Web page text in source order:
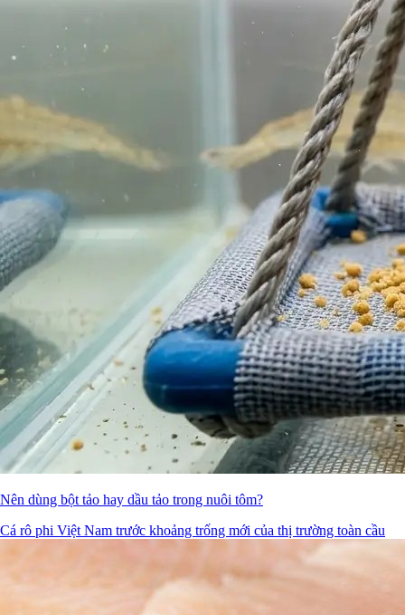
Nên dùng bột tảo hay dầu tảo trong nuôi tôm?
Cá rô phi Việt Nam trước khoảng trống mới của thị trường toàn cầu